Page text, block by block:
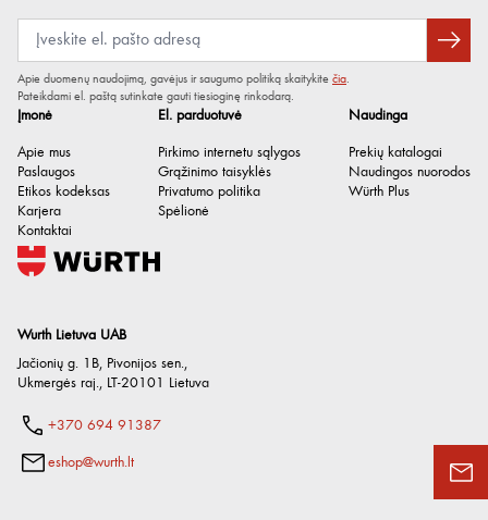
Wurth Lietuva UAB
Jačionių g. 1B, Pivonijos sen.,
Ukmergės raj., LT-20101 Lietuva
+370 694 91387
eshop@wurth.lt
Įmonė
Apie mus
Paslaugos
Etikos kodeksas
Karjera
Kontaktai
El. parduotuvė
Pirkimo internetu sąlygos
Grąžinimo taisyklės
Privatumo politika
Spėlionė
Naudinga
Prekių katalogai
Naudingos nuorodos
Würth Plus
Apie duomenų naudojimą, gavėjus ir saugumo politiką skaitykite čia.
Pateikdami el. paštą sutinkate gauti tiesioginę rinkodarą.